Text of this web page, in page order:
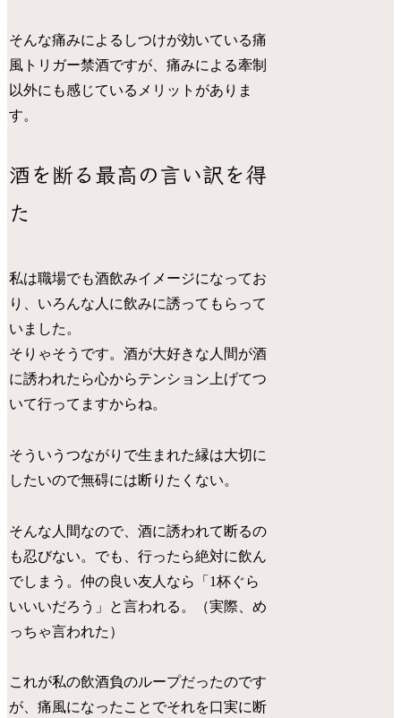
そんな痛みによるしつけが効いている痛
風トリガー禁酒ですが、痛みによる牽制
以外にも感じているメリットがありま
す。
酒を断る最高の言い訳を得
た
私は職場でも酒飲みイメージになってお
り、いろんな人に飲みに誘ってもらって
いました。
そりゃそうです。酒が大好きな人間が酒
に誘われたら心からテンション上げてつ
いて行ってますからね。
そういうつながりで生まれた縁は大切に
したいので無碍には断りたくない。
そんな人間なので、酒に誘われて断るの
も忍びない。でも、行ったら絶対に飲ん
でしまう。仲の良い友人なら「1杯ぐら
いいいだろう」と言われる。（実際、め
っちゃ言われた）
これが私の飲酒負のループだったのです
が、痛風になったことでそれを口実に断